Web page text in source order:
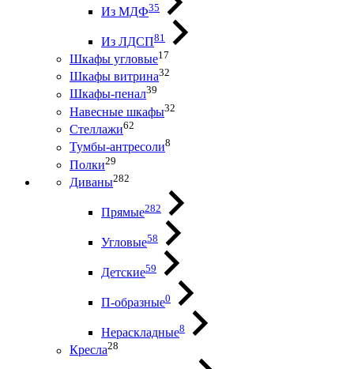
Из МДФ35
Из ЛДСП81
Шкафы угловые17
Шкафы витрина32
Шкафы-пенал39
Навесные шкафы32
Стеллажи62
Тумбы-антресоли8
Полки29
Диваны282
Прямые282
Угловые58
Детские59
П-образные0
Нераскладные8
Кресла28